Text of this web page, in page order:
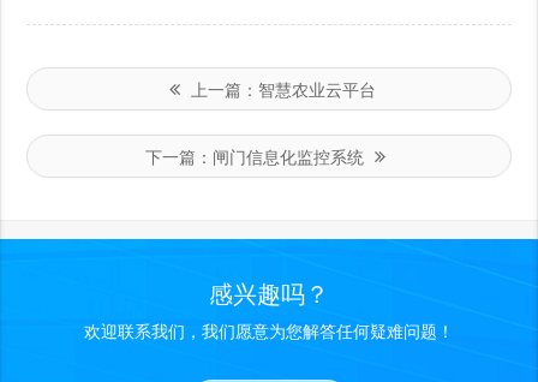
上一篇： 智慧农业云平台
下一篇： 闸门信息化监控系统
感兴趣吗？
欢迎联系我们，我们愿意为您解答任何疑难问题！